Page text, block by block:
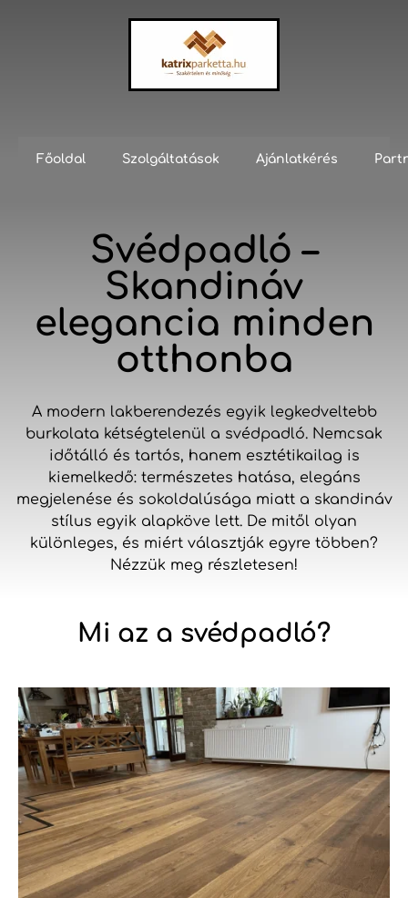
Főoldal Szolgáltatások Ajánlatkérés
Svédpadló –
Skandináv
elegancia minden
otthonba
A modern lakberendezés egyik legkedveltebb
burkolata kétségtelenül a svédpadló. Nemcsak
időtálló és tartós, hanem esztétikailag is
kiemelkedő: természetes hatása, elegáns
megjelenése és sokoldalúsága miatt a skandináv
stílus egyik alapköve lett. De mitől olyan
különleges, és miért választják egyre többen?
Nézzük meg részletesen!
Mi az a svédpadló?